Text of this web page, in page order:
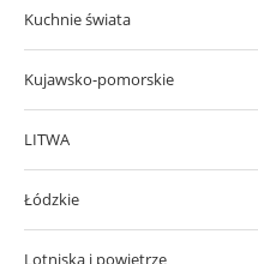
Kuchnie świata
Kujawsko-pomorskie
LITWA
Łódzkie
Lotniska i powietrze